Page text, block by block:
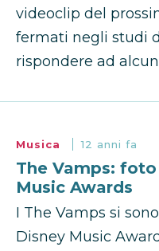
videoclip del
fermati negli studi
rispondere ad
Musica 12 anni fa
The Vamps:
Music Awards
I The Vamps si
Disney Music